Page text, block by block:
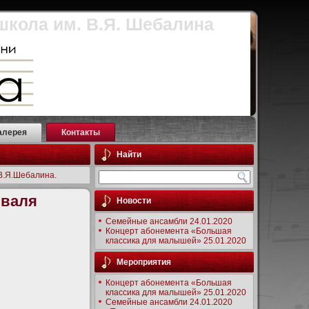
им. В.Я. Шебалина
Контакты
Найти
Новости
Семейные ансамбли 24.01.2020
Концерт абонемента «Большая
классика для малышей» 25.01.2020
Мероприятия
Концерт абонемента «Большая
классика для малышей» 25.01.2020
Семейные ансамбли 24.01.2020